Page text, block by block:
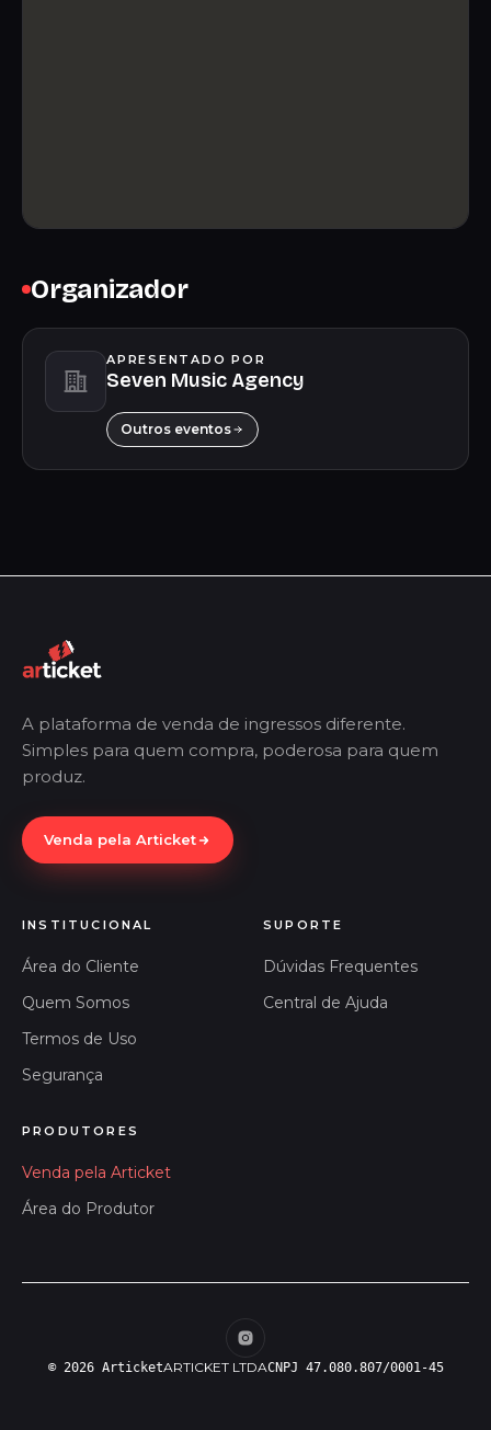
Organizador
APRESENTADO POR
Seven Music Agency
Outros eventos
A plataforma de venda de ingressos diferente.
Simples para quem compra, poderosa para quem
produz.
Venda pela Articket
INSTITUCIONAL
Área do Cliente
Quem Somos
Termos de Uso
Segurança
SUPORTE
Dúvidas Frequentes
Central de Ajuda
PRODUTORES
Venda pela Articket
Área do Produtor
© 2026 ArticketARTICKET LTDACNPJ 47.080.807/0001-45